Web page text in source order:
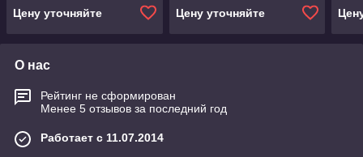
Цену уточняйте
Цену уточняйте
О нас
Рейтинг не сформирован
Менее 5 отзывов за последний год
Работает с 11.07.2014